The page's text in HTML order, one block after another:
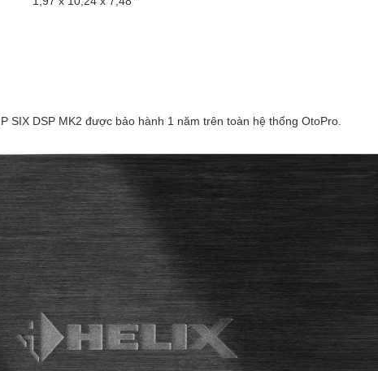
SIX DSP MK2 được bảo hành 1 năm trên toàn hệ thống OtoPro.